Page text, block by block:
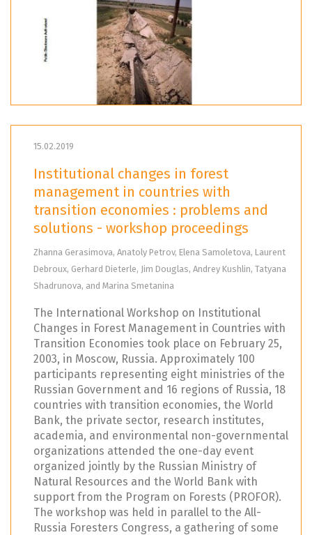
15.02.2019
Institutional changes in forest
management in countries with
transition economies : problems and
solutions - workshop proceedings
Zhanna Gerasimova, Anatoly Petrov, Elena Samoletova, Laurent
Debroux, Gerhard Dieterle, Jim Douglas, Andrey Kushlin, Tatyana
Shadrunova, and Marina Smetanina
The International Workshop on Institutional
Changes in Forest Management in Countries with
Transition Economies took place on February 25,
2003, in Moscow, Russia. Approximately 100
participants representing eight ministries of the
Russian Government and 16 regions of Russia, 18
countries with transition economies, the World
Bank, the private sector, research institutes,
academia, and environmental non-governmental
organizations attended the one-day event
organized jointly by the Russian Ministry of
Natural Resources and the World Bank with
support from the Program on Forests (PROFOR).
The workshop was held in parallel to the All-
Russia Foresters Congress, a gathering of some